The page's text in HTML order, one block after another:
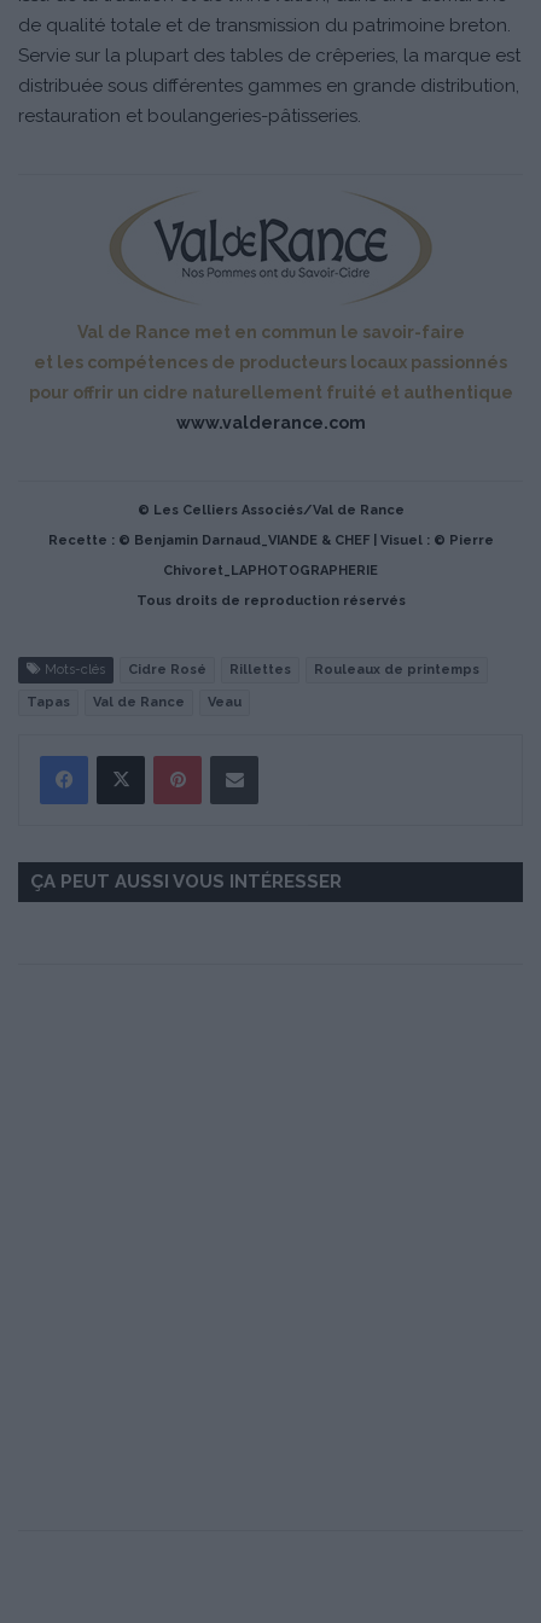
de qualité totale et de transmission du patrimoine breton.
Servie sur la plupart des tables de crêperies, la marque est
distribuée sous différentes gammes en grande distribution,
restauration et boulangeries-pâtisseries.
Val de Rance met en commun le savoir-faire
et les compétences de producteurs locaux passionnés
pour offrir un cidre naturellement fruité et authentique
www.valderance.com
© Les Celliers Associés/Val de Rance
Recette : © Benjamin Darnaud_VIANDE & CHEF | Visuel : © Pierre
Chivoret_LAPHOTOGRAPHERIE
Tous droits de reproduction réservés
Mots-clés Cidre Rosé Rillettes Rouleaux de printemps
Tapas Val de Rance Veau
ÇA PEUT AUSSI VOUS INTÉRESSER